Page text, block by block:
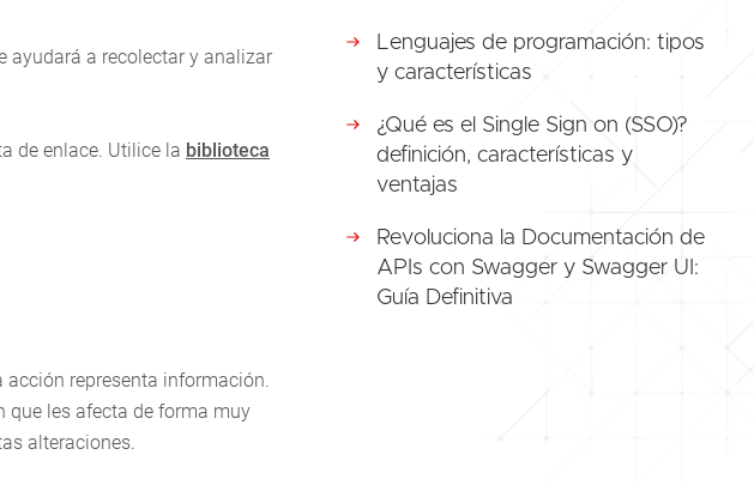
ayudará a recolectar y analizar
de enlace. Utilice la biblioteca
representa información.
que les afecta de forma muy
alteraciones.
Lenguajes de programación: tipos
y características
¿Qué es el Single Sign on (SSO)?
definición, características y
ventajas
Revoluciona la Documentación de
APIs con Swagger y Swagger UI:
Guía Definitiva